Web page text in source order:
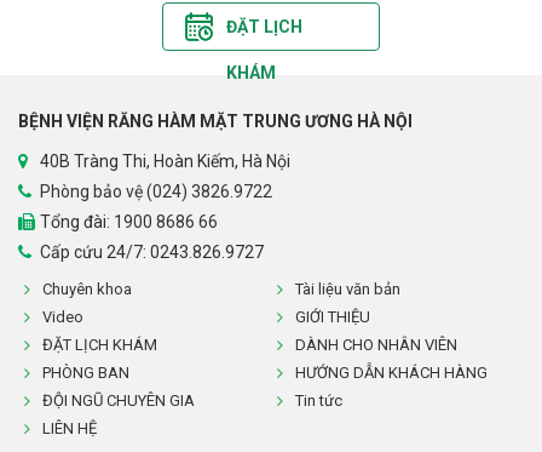
ĐẶT LỊCH
KHÁM
BỆNH VIỆN RĂNG HÀM MẶT TRUNG ƯƠNG HÀ NỘI
40B Tràng Thi, Hoàn Kiếm, Hà Nội
Phòng bảo vệ (024) 3826.9722
Tổng đài: 1900 8686 66
Cấp cứu 24/7: 0243.826.9727
Chuyên khoa
Tài liệu văn bản
Video
GIỚI THIỆU
ĐẶT LỊCH KHÁM
DÀNH CHO NHÂN VIÊN
PHÒNG BAN
HƯỚNG DẪN KHÁCH HÀNG
ĐỘI NGŨ CHUYÊN GIA
Tin tức
LIÊN HỆ